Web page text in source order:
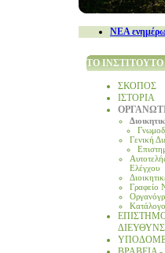
NEA
ΤΟ ΙΝΣΤΙΤΟΥΤΟ
ΣΚΟΠΟΣ
ΙΣΤΟΡΙΑ
Γενική
Ελέγχου
Γραφείο